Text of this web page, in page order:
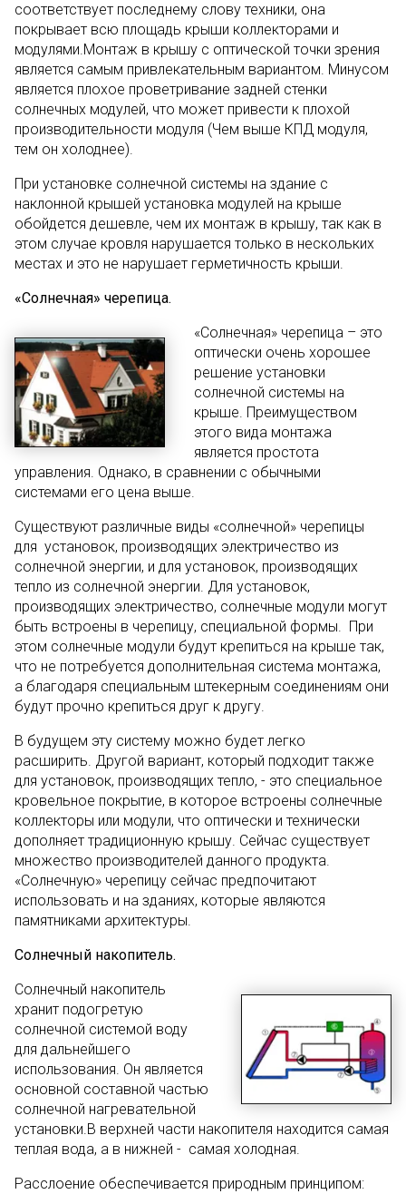
соответствует последнему слову техники, она
покрывает всю площадь крыши коллекторами и
модулями.Монтаж в крышу с оптической точки зрения
является самым привлекательным вариантом. Минусом
является плохое проветривание задней стенки
солнечных модулей, что может привести к плохой
производительности модуля (Чем выше КПД модуля,
тем он холоднее).
При установке солнечной системы на здание с
наклонной крышей установка модулей на крыше
обойдется дешевле, чем их монтаж в крышу, так как в
этом случае кровля нарушается только в нескольких
местах и это не нарушает герметичность крыши.
«Солнечная» черепица.
«Солнечная» черепица – это
оптически очень хорошее
решение установки
солнечной системы на
крыше. Преимуществом
этого вида монтажа
является простота
управления. Однако, в сравнении с обычными
системами его цена выше.
Существуют различные виды «солнечной» черепицы
для установок, производящих электричество из
солнечной энергии, и для установок, производящих
тепло из солнечной энергии. Для установок,
производящих электричество, солнечные модули могут
быть встроены в черепицу, специальной формы. При
этом солнечные модули будут крепиться на крыше так,
что не потребуется дополнительная система монтажа,
а благодаря специальным штекерным соединениям они
будут прочно крепиться друг к другу.
В будущем эту систему можно будет легко
расширить. Другой вариант, который подходит также
для установок, производящих тепло, - это специальное
кровельное покрытие, в которое встроены солнечные
коллекторы или модули, что оптически и технически
дополняет традиционную крышу. Сейчас существует
множество производителей данного продукта.
«Солнечную» черепицу сейчас предпочитают
использовать и на зданиях, которые являются
памятниками архитектуры.
Солнечный накопитель.
Солнечный накопитель
хранит подогретую
солнечной системой воду
для дальнейшего
использования. Он является
основной составной частью
солнечной нагревательной
установки.В верхней части накопителя находится самая
теплая вода, а в нижней - самая холодная.
Расслоение обеспечивается природным принципом: